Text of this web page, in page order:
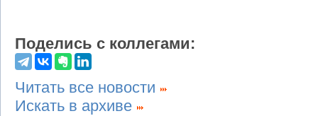
Поделись с коллегами:
Читать все новости
Искать в архиве